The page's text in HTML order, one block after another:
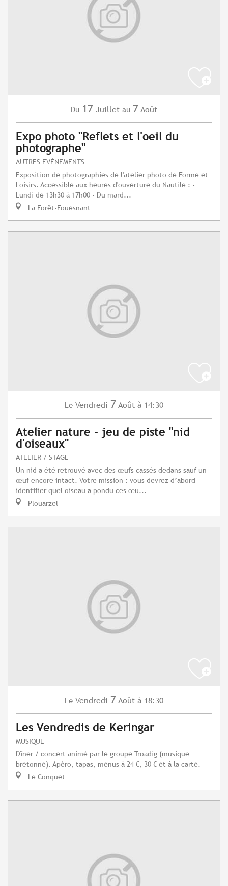
Du 17 Juillet au 7 Août
Expo photo "Reflets et l'oeil du
photographe"
AUTRES EVÈNEMENTS
Exposition de photographies de l'atelier photo de Forme et
Loisirs. Accessible aux heures d'ouverture du Nautile : -
Lundi de 13h30 à 17h00 - Du mard...
La Forêt-Fouesnant
Le Vendredi 7 Août à 14:30
Atelier nature - jeu de piste "nid
d'oiseaux"
ATELIER / STAGE
Un nid a été retrouvé avec des œufs cassés dedans sauf un
œuf encore intact. Votre mission : vous devrez d’abord
identifier quel oiseau a pondu ces œu...
Plouarzel
Le Vendredi 7 Août à 18:30
Les Vendredis de Keringar
MUSIQUE
Dîner / concert animé par le groupe Troadig (musique
bretonne). Apéro, tapas, menus à 24 €, 30 € et à la carte.
Le Conquet